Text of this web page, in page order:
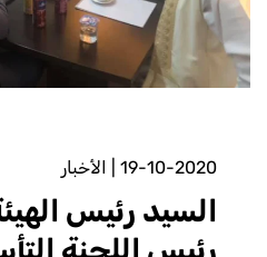
19-10-2020 الأخبار
السيد رئيس